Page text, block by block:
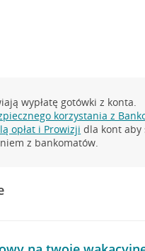
wypłatę gotówki z konta.
korzystania z
opłat i Prowizji dla kont aby
z bankomatów.